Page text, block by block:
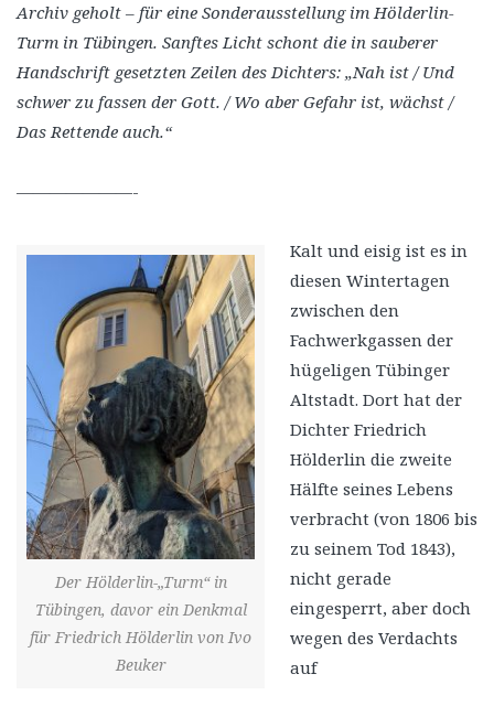
Archiv geholt – für eine Sonderausstellung im Hölderlin-
Turm in Tübingen. Sanftes Licht schont die in sauberer
Handschrift gesetzten Zeilen des Dichters: „Nah ist / Und
schwer zu fassen der Gott. / Wo aber Gefahr ist, wächst /
Das Rettende auch.“
———————-
Der Hölderlin-„Turm“ in
Tübingen, davor ein Denkmal
für Friedrich Hölderlin von Ivo
Beuker
Kalt und eisig ist es in
diesen Wintertagen
zwischen den
Fachwerkgassen der
hügeligen Tübinger
Altstadt. Dort hat der
Dichter Friedrich
Hölderlin die zweite
Hälfte seines Lebens
verbracht (von 1806 bis
zu seinem Tod 1843),
nicht gerade
eingesperrt, aber doch
wegen des Verdachts
auf